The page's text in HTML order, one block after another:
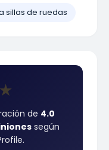
sillas de ruedas
★
de 4.0
según